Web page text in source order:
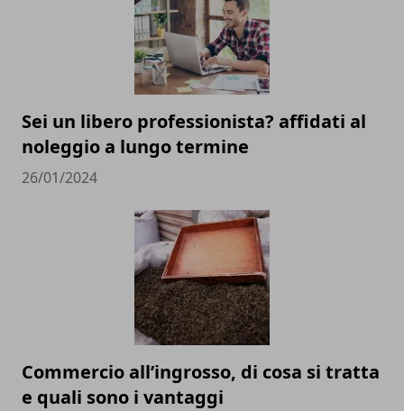
Sei un libero professionista? affidati al
noleggio a lungo termine
26/01/2024
Commercio all’ingrosso, di cosa si tratta
e quali sono i vantaggi